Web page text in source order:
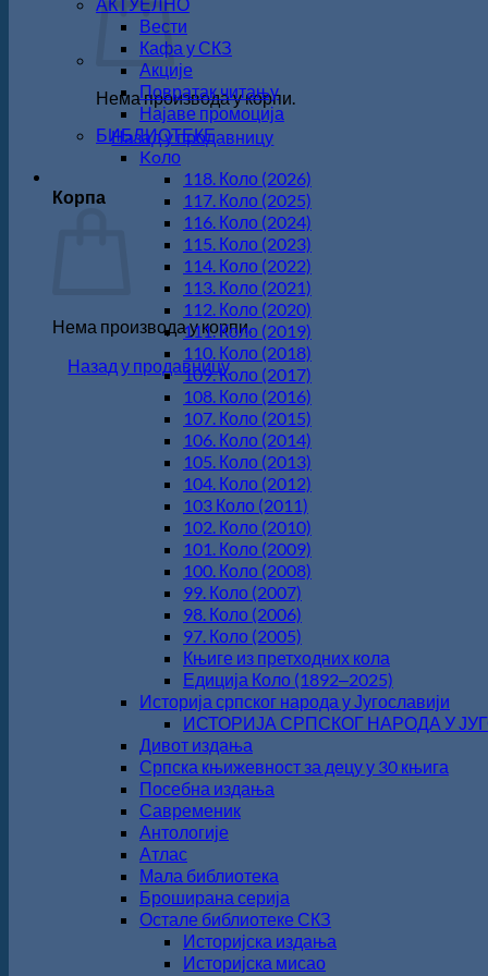
Нема производа у корпи.
Назад у продавницу
Корпа
Нема производа у корпи.
Назад у продавницу
Вести
Кафа у СКЗ
Акције
Повратак читању
Најаве промоција
БИБЛИОТЕКЕ
Koло
118. Коло (2026)
117. Коло (2025)
116. Коло (2024)
115. Коло (2023)
114. Коло (2022)
113. Коло (2021)
112. Коло (2020)
111. Коло (2019)
110. Коло (2018)
109. Коло (2017)
108. Коло (2016)
107. Коло (2015)
106. Коло (2014)
105. Коло (2013)
104. Коло (2012)
103 Коло (2011)
102. Коло (2010)
101. Коло (2009)
100. Коло (2008)
99. Коло (2007)
98. Коло (2006)
97. Коло (2005)
Књиге из претходних кола
Едиција Коло (1892‒2025)
Историја српског народа у Југославији
ИСТОРИЈА СРПСКОГ НАРОДА У
Дивот издања
Српска књижевност за децу у 30 књига
Посебна издања
Савременик
Антологије
Атлас
Мала библиотека
Броширана серија
Остале библиотеке СКЗ
Историјска издања
Историјска мисао